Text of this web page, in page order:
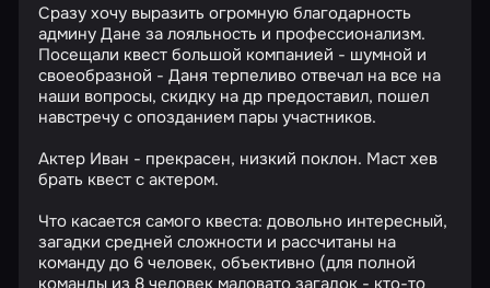
Сразу хочу выразить огромную благодарность
админу Дане за лояльность и профессионализм.
Посещали квест большой компанией - шумной и
своеобразной - Даня терпеливо отвечал на все на
наши вопросы, скидку на др предоставил, пошел
навстречу с опозданием пары участников.
Актер Иван - прекрасен, низкий поклон. Маст хев
брать квест с актером.
Что касается самого квеста: довольно интересный,
загадки средней сложности и рассчитаны на
команду до 6 человек, объективно (для полной
команды из 8 человек маловато загадок - кто-то